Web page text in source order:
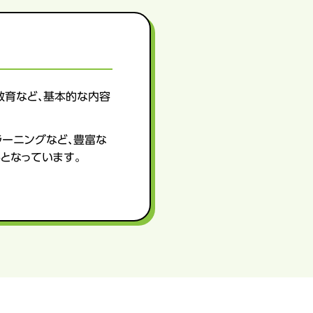
育など、基本的な内容
ニングなど、豊富な
なっています。